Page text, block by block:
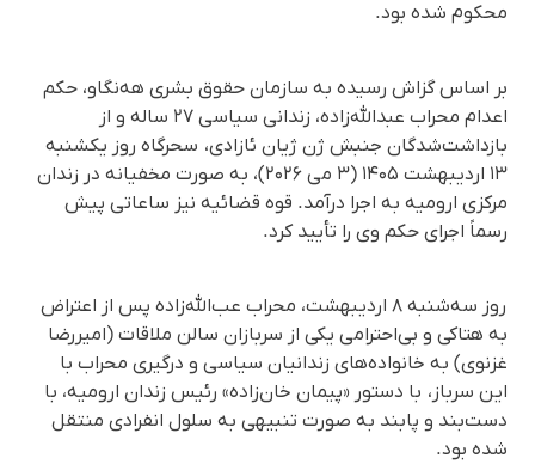
محکوم شده بود.
بر اساس گزاش رسیده به سازمان حقوق بشری هه‌نگاو، حکم
اعدام محراب عبدالله‌زاده، زندانی سیاسی ۲۷ ساله و از
بازداشت‌شدگان جنبش ژن ژیان ئازادی، سحرگاه روز یکشنبه
۱۳ اردیبهشت ۱۴۰۵ (۳ می ۲۰۲۶)، به صورت مخفیانه در زندان
مرکزی ارومیه به اجرا درآمد. قوه قضائیه نیز ساعاتی پیش
رسماً اجرای حکم وی را تأیید کرد.
روز سه‌شنبه ۸ اردیبهشت، محراب عب‌الله‌زاده پس از اعتراض
به هتاکی و بی‌احترامی یکی از سربازان سالن ملاقات (امیررضا
غزنوی) به خانواده‌های زندانیان سیاسی و درگیری محراب با
این سرباز، با دستور «پیمان خان‌زاده» رئیس زندان ارومیه، با
دست‌بند و پابند به صورت تنبیهی به سلول انفرادی منتقل
شده بود.